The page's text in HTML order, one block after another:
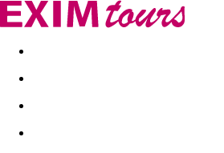
Akční nabídky Last minute